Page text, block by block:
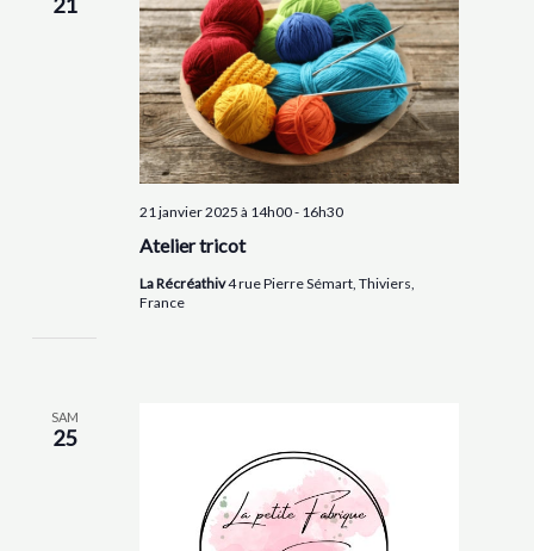
Atelier tricot
21 janvier 2025 à 14h00- 16h30
La Récréathiv4 rue Pierre Sémart, Thiviers,
France
SAM
25